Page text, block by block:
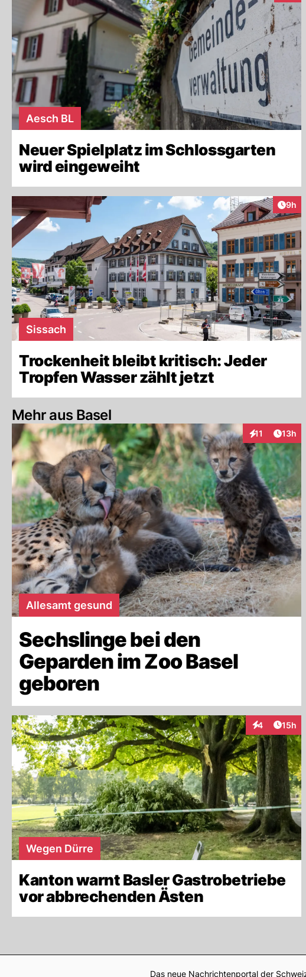
Aesch BL
Neuer Spielplatz im Schlossgarten
wird eingeweiht
9h
Sissach
Trockenheit bleibt kritisch: Jeder
Tropfen Wasser zählt jetzt
Mehr aus Basel
11
Interaktionen
13h
Allesamt gesund
Sechslinge bei den
Geparden im Zoo Basel
geboren
4
Interaktionen
15h
Wegen Dürre
Kanton warnt Basler Gastrobetriebe
vor abbrechenden Ästen
Das neue Nachrichtenportal der